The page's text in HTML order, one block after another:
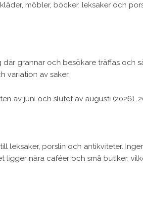
möbler, böcker, leksaker och
grannar och besökare träffas och
variation av saker.
av juni och slutet av augusti (2026).
leksaker, porslin och antikviteter.
ligger nära caféer och små butiker,